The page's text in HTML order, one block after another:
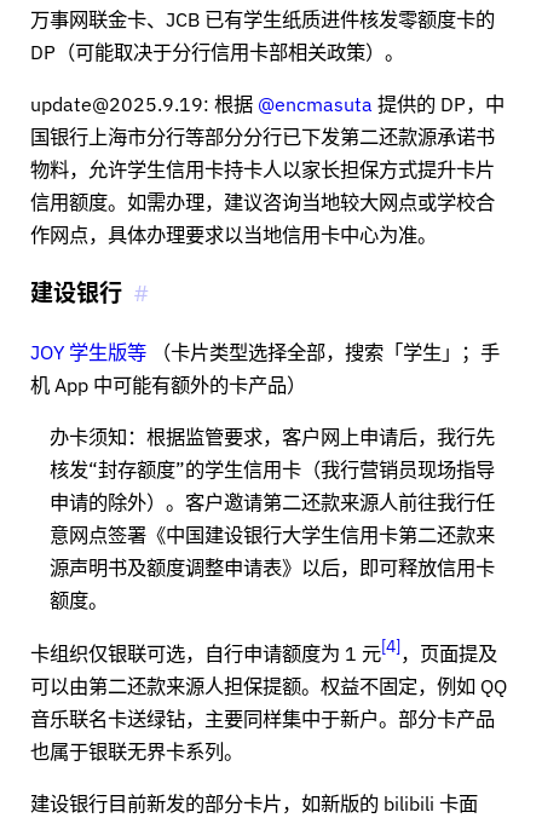
万事网联金卡、JCB 已有学生纸质进件核发零额度卡的
DP（可能取决于分行信用卡部相关政策）。
update@2025.9.19: 根据 @encmasuta 提供的 DP，中
国银行上海市分行等部分分行已下发第二还款源承诺书
物料，允许学生信用卡持卡人以家长担保方式提升卡片
信用额度。如需办理，建议咨询当地较大网点或学校合
作网点，具体办理要求以当地信用卡中心为准。
建设银行
JOY 学生版等（卡片类型选择全部，搜索「学生」；手
机 App 中可能有额外的卡产品）
办卡须知：根据监管要求，客户网上申请后，我行先
核发“封存额度”的学生信用卡（我行营销员现场指导
申请的除外）。客户邀请第二还款来源人前往我行任
意网点签署《中国建设银行大学生信用卡第二还款来
源声明书及额度调整申请表》以后，即可释放信用卡
额度。
卡组织仅银联可选，自行申请额度为 1 元 4 ，页面提及
可以由第二还款来源人担保提额。权益不固定，例如 QQ
音乐联名卡送绿钻，主要同样集中于新户。部分卡产品
也属于银联无界卡系列。
建设银行目前新发的部分卡片，如新版的 bilibili 卡面